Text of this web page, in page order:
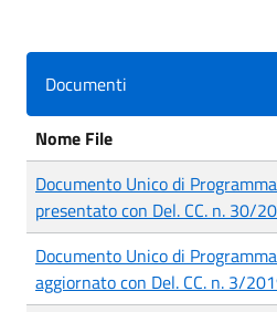
Documenti
Nome File
Documento Unico di
presentato con Del. CC. n. 30/
Documento Unico di
aggiornato con Del. CC. n. 3/